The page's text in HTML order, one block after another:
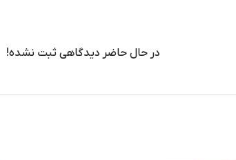
در حال حاضر دیدگاهی ثبت نشده!